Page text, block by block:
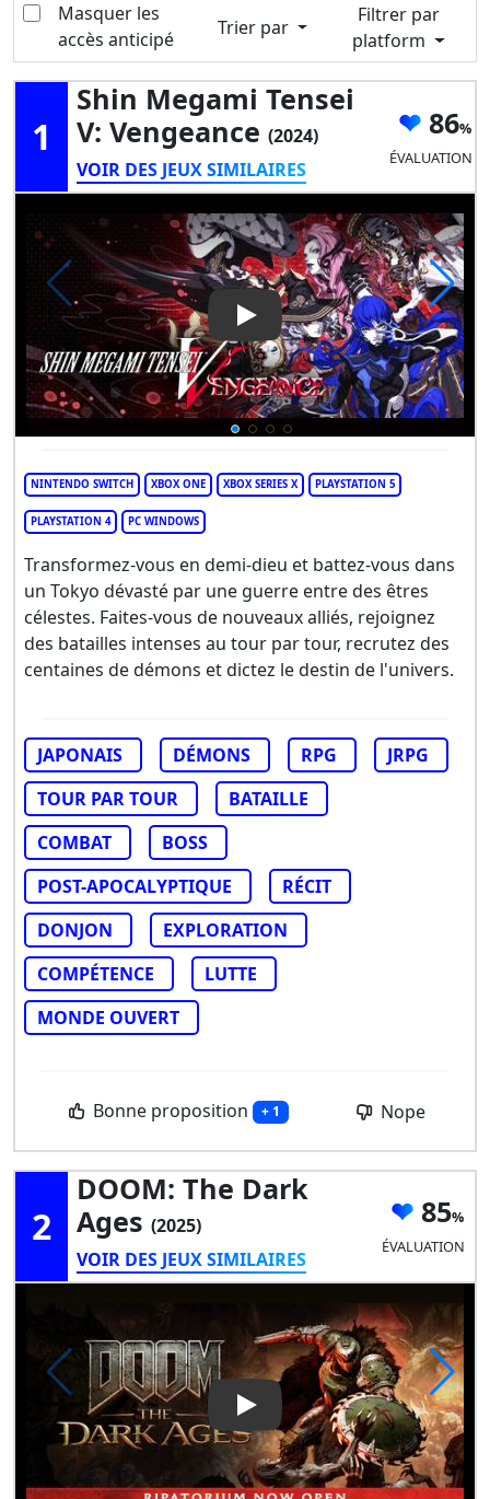
Masquer les
accès anticipé
Trier par
Filtrer par
platform
1
Shin Megami Tensei
V: Vengeance (2024)
VOIR DES JEUX SIMILAIRES
86
ÉVALUATION
Play Video: Shin Megami
NINTENDO SWITCH XBOX ONE XBOX SERIES X PLAYSTATION 5
PLAYSTATION 4 PC WINDOWS
Transformez-vous en demi-dieu et battez-vous dans
un Tokyo dévasté par une guerre entre des êtres
célestes. Faites-vous de nouveaux alliés, rejoignez
des batailles intenses au tour par tour, recrutez des
centaines de démons et dictez le destin de l'univers.
JAPONAIS DÉMONS RPG
JRPG
TOUR PAR TOUR
BATAILLE
COMBAT
BOSS
POST-APOCALYPTIQUE
RÉCIT
DONJON
EXPLORATION
COMPÉTENCE
LUTTE
MONDE OUVERT
Bonne proposition + 1 Nope
2
DOOM: The Dark
Ages (2025)
VOIR DES JEUX SIMILAIRES
85
ÉVALUATION
Play Video: DOOM: The Dark